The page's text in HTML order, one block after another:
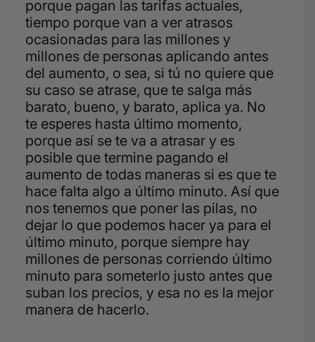
porque pagan las tarifas actuales,
tiempo porque van a ver atrasos
ocasionadas para las millones y
millones de personas aplicando antes
del aumento, o sea, si tú no quiere que
su caso se atrase, que te salga más
barato, bueno, y barato, aplica ya. No
te esperes hasta último momento,
porque así se te va a atrasar y es
posible que termine pagando el
aumento de todas maneras si es que te
hace falta algo a último minuto. Así que
nos tenemos que poner las pilas, no
dejar lo que podemos hacer ya para el
último minuto, porque siempre hay
millones de personas corriendo último
minuto para someterlo justo antes que
suban los precios, y esa no es la mejor
manera de hacerlo.